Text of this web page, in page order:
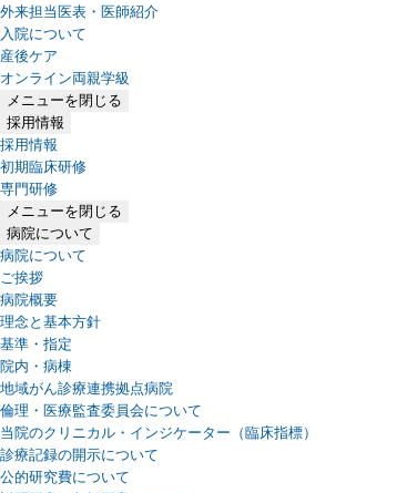
外来担当医表・医師紹介
入院について
産後ケア
オンライン両親学級
メニューを閉じる
採用情報
採用情報
初期臨床研修
専門研修
メニューを閉じる
病院について
病院について
ご挨拶
病院概要
理念と基本方針
基準・指定
院内・病棟
地域がん診療連携拠点病院
倫理・医療監査委員会について
当院のクリニカル・インジケーター（臨床指標）
診療記録の開示について
公的研究費について